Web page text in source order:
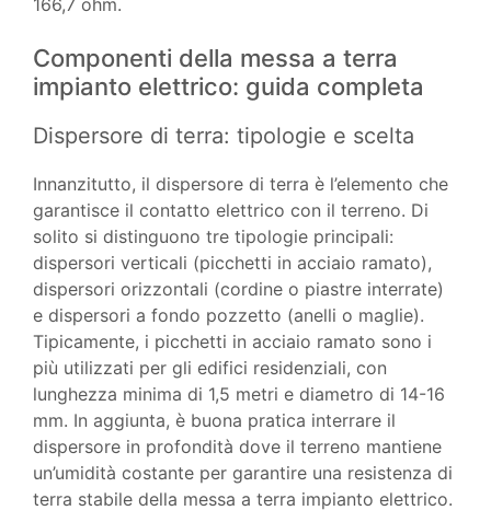
166,7 ohm.
Componenti della messa a terra
impianto elettrico: guida completa
Dispersore di terra: tipologie e scelta
Innanzitutto, il dispersore di terra è l’elemento che
garantisce il contatto elettrico con il terreno. Di
solito si distinguono tre tipologie principali:
dispersori verticali (picchetti in acciaio ramato),
dispersori orizzontali (cordine o piastre interrate)
e dispersori a fondo pozzetto (anelli o maglie).
Tipicamente, i picchetti in acciaio ramato sono i
più utilizzati per gli edifici residenziali, con
lunghezza minima di 1,5 metri e diametro di 14-16
mm. In aggiunta, è buona pratica interrare il
dispersore in profondità dove il terreno mantiene
un’umidità costante per garantire una resistenza di
terra stabile della messa a terra impianto elettrico.